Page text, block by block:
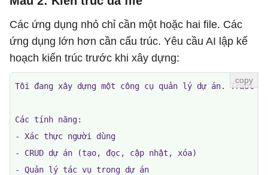
Các ứng dụng nhỏ chỉ cần một hoặc hai file. Các
ứng dụng lớn hơn cần cấu trúc. Yêu cầu AI lập kế
hoạch kiến ​​trúc trước khi xây dựng:
Tôi đang xây dựng một công cụ quản lý dự án.
Các tính năng:
- Xác thực người dùng
- CRUD dự án (tạo, đọc, cập nhật, xóa)
- Quản lý tác vụ trong dự án